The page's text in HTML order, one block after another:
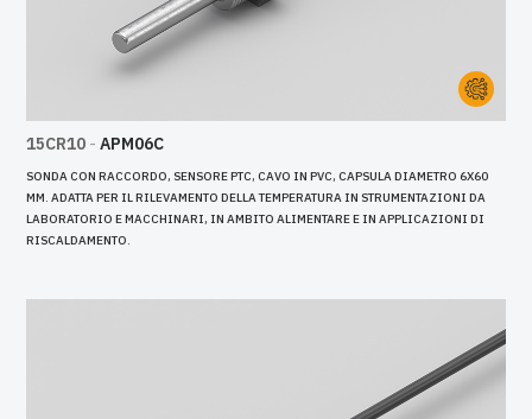
15CR10 - APM06C
SONDA CON RACCORDO, SENSORE PTC, CAVO IN PVC, CAPSULA DIAMETRO 6X60
MM. ADATTA PER IL RILEVAMENTO DELLA TEMPERATURA IN STRUMENTAZIONI DA
LABORATORIO E MACCHINARI, IN AMBITO ALIMENTARE E IN APPLICAZIONI DI
RISCALDAMENTO.